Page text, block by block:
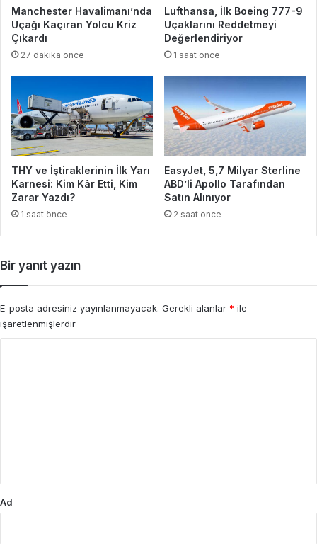
Manchester Havalimanı’nda
Uçağı Kaçıran Yolcu Kriz
Çıkardı
27 dakika önce
Lufthansa, İlk Boeing 777-9
Uçaklarını Reddetmeyi
Değerlendiriyor
1 saat önce
THY ve İştiraklerinin İlk Yarı
Karnesi: Kim Kâr Etti, Kim
Zarar Yazdı?
1 saat önce
EasyJet, 5,7 Milyar Sterline
ABD’li Apollo Tarafından
Satın Alınıyor
2 saat önce
Bir yanıt yazın
E-posta adresiniz yayınlanmayacak. Gerekli alanlar * ile
işaretlenmişlerdir
Ad